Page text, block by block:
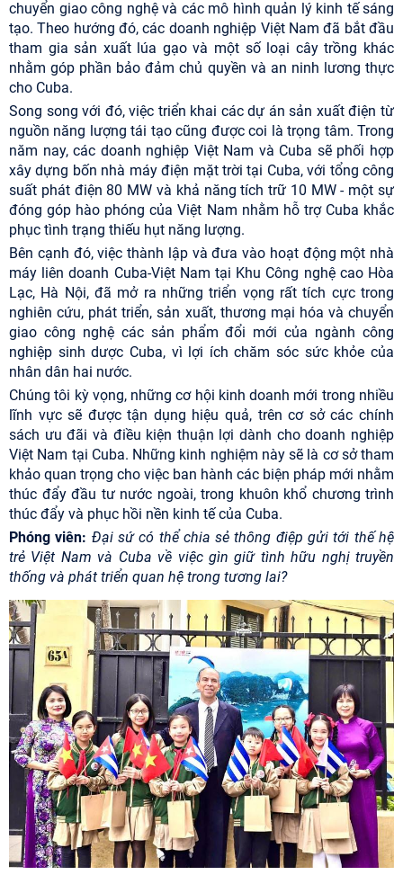
chuyển giao công nghệ và các mô hình quản lý kinh tế sáng
tạo. Theo hướng đó, các doanh nghiệp Việt Nam đã bắt đầu
tham gia sản xuất lúa gạo và một số loại cây trồng khác
nhằm góp phần bảo đảm chủ quyền và an ninh lương thực
cho Cuba.
Song song với đó, việc triển khai các dự án sản xuất điện từ
nguồn năng lượng tái tạo cũng được coi là trọng tâm. Trong
năm nay, các doanh nghiệp Việt Nam và Cuba sẽ phối hợp
xây dựng bốn nhà máy điện mặt trời tại Cuba, với tổng công
suất phát điện 80 MW và khả năng tích trữ 10 MW - một sự
đóng góp hào phóng của Việt Nam nhằm hỗ trợ Cuba khắc
phục tình trạng thiếu hụt năng lượng.
Bên cạnh đó, việc thành lập và đưa vào hoạt động một nhà
máy liên doanh Cuba-Việt Nam tại Khu Công nghệ cao Hòa
Lạc, Hà Nội, đã mở ra những triển vọng rất tích cực trong
nghiên cứu, phát triển, sản xuất, thương mại hóa và chuyển
giao công nghệ các sản phẩm đổi mới của ngành công
nghiệp sinh dược Cuba, vì lợi ích chăm sóc sức khỏe của
nhân dân hai nước.
Chúng tôi kỳ vọng, những cơ hội kinh doanh mới trong nhiều
lĩnh vực sẽ được tận dụng hiệu quả, trên cơ sở các chính
sách ưu đãi và điều kiện thuận lợi dành cho doanh nghiệp
Việt Nam tại Cuba. Những kinh nghiệm này sẽ là cơ sở tham
khảo quan trọng cho việc ban hành các biện pháp mới nhằm
thúc đẩy đầu tư nước ngoài, trong khuôn khổ chương trình
thúc đẩy và phục hồi nền kinh tế của Cuba.
Phóng viên: Đại sứ có thể chia sẻ thông điệp gửi tới thế hệ
trẻ Việt Nam và Cuba về việc gìn giữ tình hữu nghị truyền
thống và phát triển quan hệ trong tương lai?